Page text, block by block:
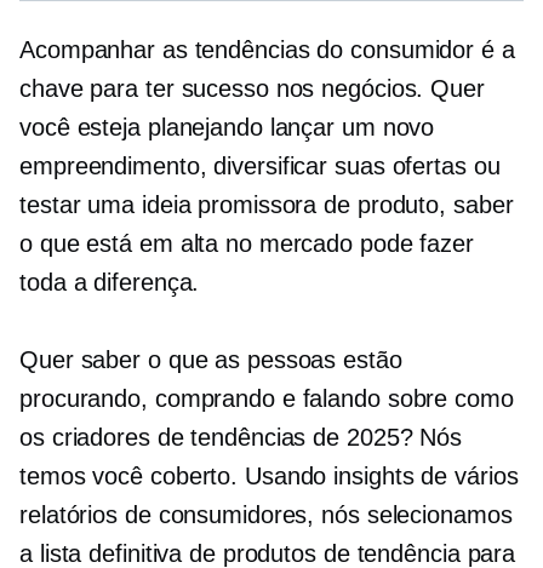
Acompanhar as tendências do consumidor é a
chave para ter sucesso nos negócios. Quer
você esteja planejando lançar um novo
empreendimento, diversificar suas ofertas ou
testar uma ideia promissora de produto, saber
o que está em alta no mercado pode fazer
toda a diferença.
Quer saber o que as pessoas estão
procurando, comprando e falando sobre como
os criadores de tendências de 2025? Nós
temos você coberto. Usando insights de vários
relatórios de consumidores, nós selecionamos
a lista definitiva de produtos de tendência para